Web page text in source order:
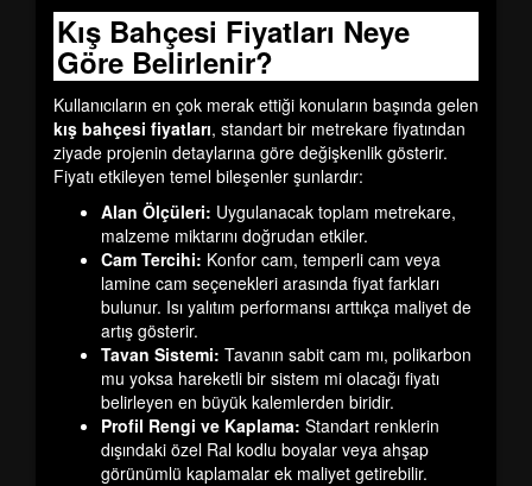
Kış Bahçesi Fiyatları Neye
Göre Belirlenir?
Kullanıcıların en çok merak ettiği konuların başında gelen
kış bahçesi fiyatları, standart bir metrekare fiyatından
ziyade projenin detaylarına göre değişkenlik gösterir.
Fiyatı etkileyen temel bileşenler şunlardır:
Alan Ölçüleri: Uygulanacak toplam metrekare,
malzeme miktarını doğrudan etkiler.
Cam Tercihi: Konfor cam, temperli cam veya
lamine cam seçenekleri arasında fiyat farkları
bulunur. Isı yalıtım performansı arttıkça maliyet de
artış gösterir.
Tavan Sistemi: Tavanın sabit cam mı, polikarbon
mu yoksa hareketli bir sistem mi olacağı fiyatı
belirleyen en büyük kalemlerden biridir.
Profil Rengi ve Kaplama: Standart renklerin
dışındaki özel Ral kodlu boyalar veya ahşap
görünümlü kaplamalar ek maliyet getirebilir.